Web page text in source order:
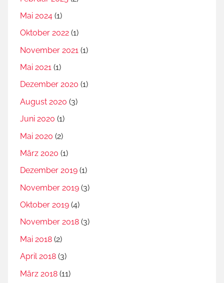
Mai 2024 (1)
Oktober 2022 (1)
November 2021 (1)
Mai 2021 (1)
Dezember 2020 (1)
August 2020 (3)
Juni 2020 (1)
Mai 2020 (2)
März 2020 (1)
Dezember 2019 (1)
November 2019 (3)
Oktober 2019 (4)
November 2018 (3)
Mai 2018 (2)
April 2018 (3)
März 2018 (11)